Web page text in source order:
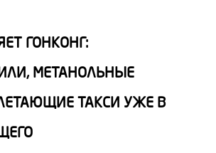
ГОНКОНГ:
МЕТАНОЛЬНЫЕ
ТАКСИ УЖЕ В